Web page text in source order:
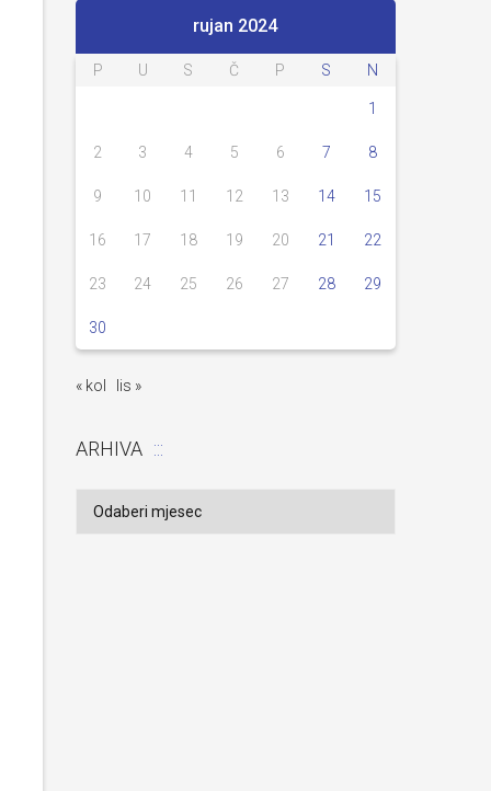
rujan 2024
P U S Č P S N
1
2 3 4 5 6 7 8
9 10 11 12 13 14 15
16 17 18 19 20 21 22
23 24 25 26 27 28 29
30
« kol lis »
ARHIVA
Arhiva